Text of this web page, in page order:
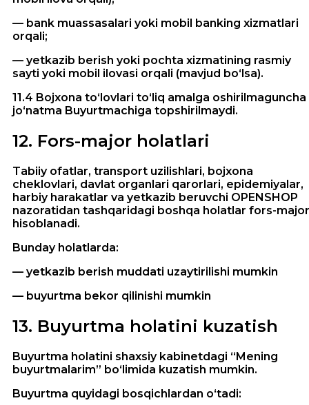
— bank muassasalari yoki mobil banking xizmatlari
orqali;
— yetkazib berish yoki pochta xizmatining rasmiy
sayti yoki mobil ilovasi orqali (mavjud bo‘lsa).
11.4 Bojxona to‘lovlari to‘liq amalga oshirilmaguncha
jo‘natma Buyurtmachiga topshirilmaydi.
12. Fors-major holatlari
Tabiiy ofatlar, transport uzilishlari, bojxona
cheklovlari, davlat organlari qarorlari, epidemiyalar,
harbiy harakatlar va yetkazib beruvchi OPENSHOP
nazoratidan tashqaridagi boshqa holatlar fors-major
hisoblanadi.
Bunday holatlarda:
— yetkazib berish muddati uzaytirilishi mumkin
— buyurtma bekor qilinishi mumkin
13. Buyurtma holatini kuzatish
Buyurtma holatini shaxsiy kabinetdagi “Mening
buyurtmalarim” bo‘limida kuzatish mumkin.
Buyurtma quyidagi bosqichlardan o‘tadi: